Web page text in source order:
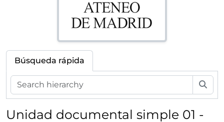
Búsqueda rápida
Unidad documental simple 01 -